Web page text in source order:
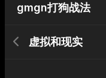
gmgn打狗战法
虚拟和现实